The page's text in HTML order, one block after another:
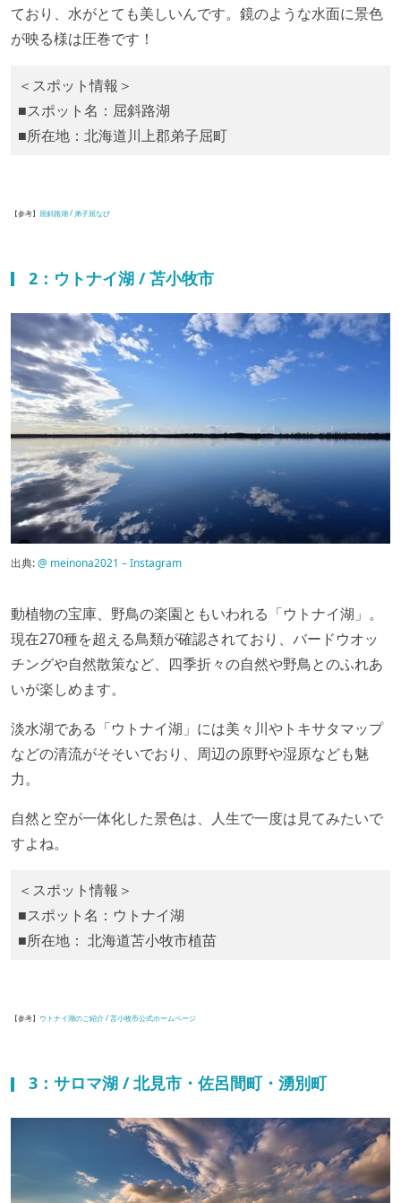
ており、水がとても美しいんです。鏡のような水面に景色
が映る様は圧巻です！
＜スポット情報＞
■スポット名：屈斜路湖
■所在地：北海道川上郡弟子屈町
【参考】 屈斜路湖 / 弟子屈なび
2：ウトナイ湖 / 苫小牧市
出典:@ meinona2021 – Instagram
動植物の宝庫、野鳥の楽園ともいわれる「ウトナイ湖」。
現在270種を超える鳥類が確認されており、バードウオッ
チングや自然散策など、四季折々の自然や野鳥とのふれあ
いが楽しめます。
淡水湖である「ウトナイ湖」には美々川やトキサタマップ
などの清流がそそいでおり、周辺の原野や湿原なども魅
力。
自然と空が一体化した景色は、人生で一度は見てみたいで
すよね。
＜スポット情報＞
■スポット名：ウトナイ湖
■所在地： 北海道苫小牧市植苗
【参考】 ウトナイ湖のご紹介 / 苫小牧市公式ホームページ
3：サロマ湖 / 北見市・佐呂間町・湧別町